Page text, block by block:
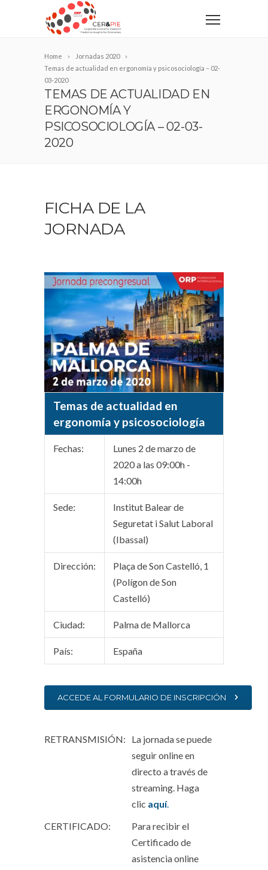
Home
Jornadas 2020
Temas de actualidad en ergonomía y psicosociología – 02-
03-2020
TEMAS DE ACTUALIDAD EN
ERGONOMÍA Y
PSICOSOCIOLOGÍA – 02-03-
2020
FICHA DE LA
JORNADA
Temas de actualidad en
ergonomía y psicosociología
Fechas:
Lunes 2 de marzo de
2020 a las 09:00h -
14:00h
Sede:
Institut Balear de
Seguretat i Salut Laboral
(Ibassal)
Dirección:
Plaça de Son Castelló, 1
(Polígon de Son
Castelló)
Ciudad: Palma de Mallorca
País: España
ACCEDE AL FORMULARIO DE INSCRIPCIÓN
RETRANSMISIÓN:
La jornada se puede
seguir online en
directo a través de
streaming. Haga
clic aquí.
CERTIFICADO:
Para recibir el
Certificado de
asistencia online